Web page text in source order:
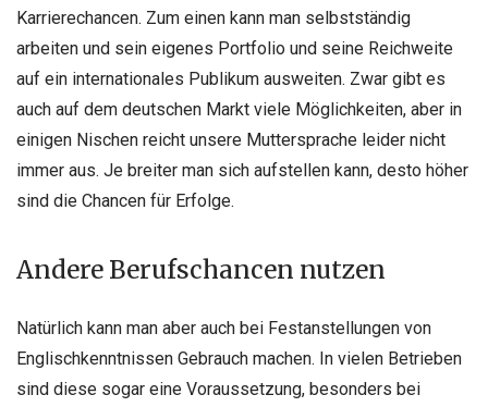
Karrierechancen. Zum einen kann man selbstständig
arbeiten und sein eigenes Portfolio und seine Reichweite
auf ein internationales Publikum ausweiten. Zwar gibt es
auch auf dem deutschen Markt viele Möglichkeiten, aber in
einigen Nischen reicht unsere Muttersprache leider nicht
immer aus. Je breiter man sich aufstellen kann, desto höher
sind die Chancen für Erfolge.
Andere Berufschancen nutzen
Natürlich kann man aber auch bei Festanstellungen von
Englischkenntnissen Gebrauch machen. In vielen Betrieben
sind diese sogar eine Voraussetzung, besonders bei